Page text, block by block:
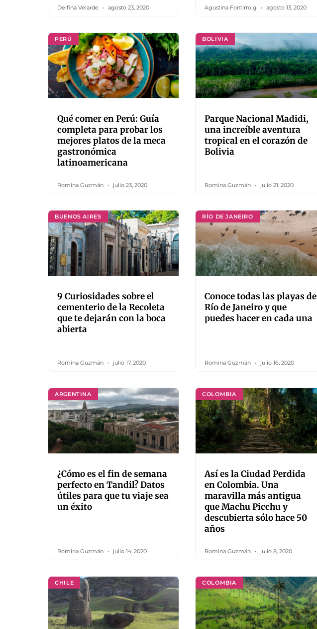
Delfina Velarde agosto 23, 2020 Agustina Fontirroig agosto 13, 2020
PERÚ
Qué comer en Perú: Guía
completa para probar los
mejores platos de la meca
gastronómica
latinoamericana
Romina Guzmán julio 23, 2020
BOLIVIA
Parque Nacional Madidi,
una increíble aventura
tropical en el corazón de
Bolivia
Romina Guzmán julio 21, 2020
BUENOS AIRES
9 Curiosidades sobre el
cementerio de la Recoleta
que te dejarán con la boca
abierta
Romina Guzmán julio 17, 2020
RÍO DE JANEIRO
Conoce todas las playas de
Río de Janeiro y que
puedes hacer en cada una
Romina Guzmán julio 16, 2020
ARGENTINA
¿Cómo es el fin de semana
perfecto en Tandil? Datos
útiles para que tu viaje sea
un éxito
Romina Guzmán julio 14, 2020
COLOMBIA
Así es la Ciudad Perdida
en Colombia. Una
maravilla más antigua
que Machu Picchu y
descubierta sólo hace 50
años
Romina Guzmán julio 8, 2020
CHILE COLOMBIA